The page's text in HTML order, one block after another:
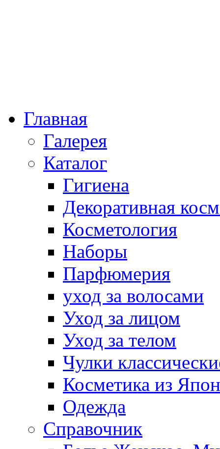
Главная
Галерея
Каталог
Гигиена
Декоративная
Косметология
Наборы
Парфюмерия
уход за волосами
Уход за лицом
Уход за телом
Чулки
Косметика из
Одежда
Справочник